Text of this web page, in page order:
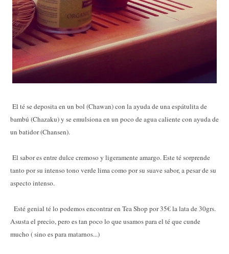
El té se deposita en un bol (Chawan) con la ayuda de una espátulita de
bambú (Chazaku) y se emulsiona en un poco de agua caliente con ayuda de
un batidor (Chansen).
El sabor es entre dulce cremoso y ligeramente amargo. Este té sorprende
tanto por su intenso tono verde lima como por su suave sabor, a pesar de su
aspecto intenso.
Esté genial té lo podemos encontrar en Tea Shop por 35€ la lata de 30grs.
Asusta el precio, pero es tan poco lo que usamos para el té que cunde
mucho ( sino es para matarnos...)